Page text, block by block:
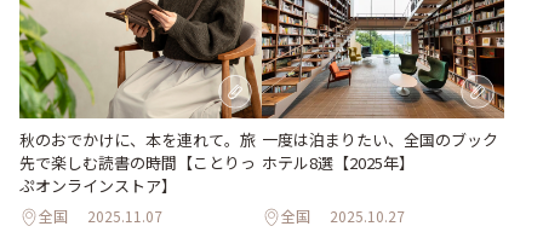
秋のおでかけに、本を連れて。旅
先で楽しむ読書の時間【ことりっ
ぷオンラインストア】
全国 2025.11.07
一度は泊まりたい、全国のブック
ホテル8選【2025年】
全国 2025.10.27